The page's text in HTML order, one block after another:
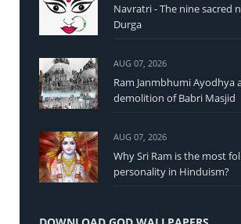
Navratri - The nine sacred
Durga
AUG 07, 2026
Ram Janmbhumi Ayodhya
demolition of Babri Masjid
AUG 07, 2026
Why Sri Ram is the most
personality in Hinduism?